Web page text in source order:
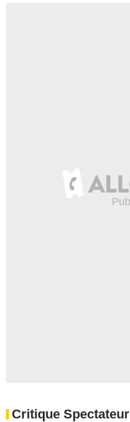
Critique Spectateur